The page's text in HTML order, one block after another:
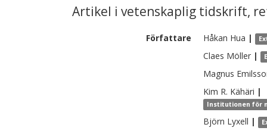
Artikel i vetenskaplig tidskrift,
Författare Håkan Hua |
Claes Möller |
Magnus
Kim R. Kähäri |
Institutionen för
Björn Lyxell |